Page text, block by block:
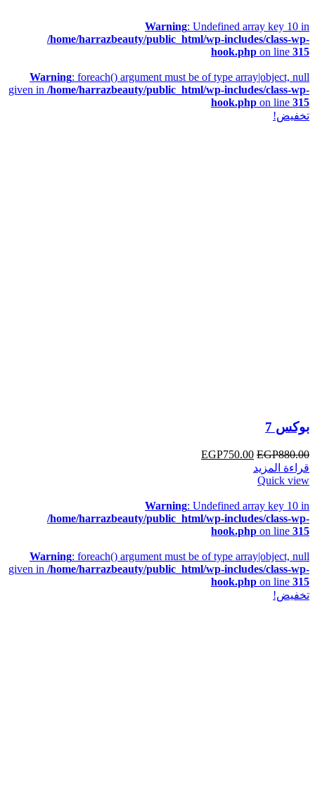
Warning: Undefined array key 10 in
/home/harrazbeauty/public_html/wp-includes/class-wp-
hook.php on line 315
Warning: foreach() argument must be of type array|object, null
given in /home/harrazbeauty/public_html/wp-includes/class-wp-
hook.php on line 315
تخفيض!
بوكس 7
EGP880.00
EGP750.00
قراءة المزيد
Quick view
Warning: Undefined array key 10 in
/home/harrazbeauty/public_html/wp-includes/class-wp-
hook.php on line 315
Warning: foreach() argument must be of type array|object, null
given in /home/harrazbeauty/public_html/wp-includes/class-wp-
hook.php on line 315
تخفيض!